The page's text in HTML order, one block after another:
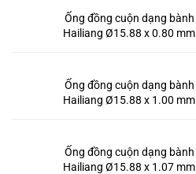
Ống đồng cuộn dạng bành
Hailiang Ø15.88 x 0.80 mm
Ống đồng cuộn dạng bành
Hailiang Ø15.88 x 1.00 mm
Ống đồng cuộn dạng bành
Hailiang Ø15.88 x 1.07 mm